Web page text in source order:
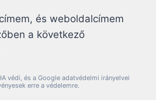
és weboldalcímem
a következő
védi, és a Google adatvédelmi irányelvei
erre a védelemre.